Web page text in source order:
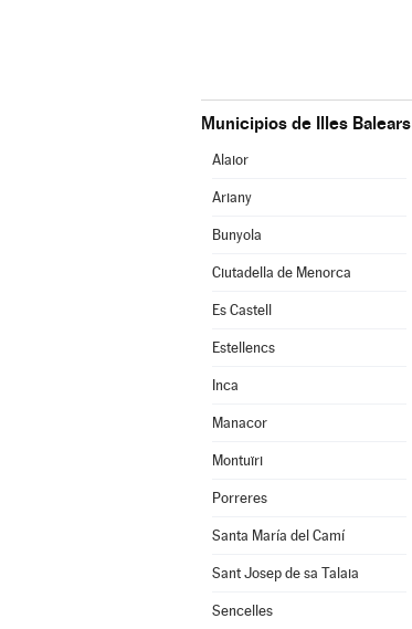
Municipios de Illes Balears
Alaior
Ariany
Bunyola
Ciutadella de Menorca
Es Castell
Estellencs
Inca
Manacor
Montuïri
Porreres
Santa María del Camí
Sant Josep de sa Talaia
Sencelles